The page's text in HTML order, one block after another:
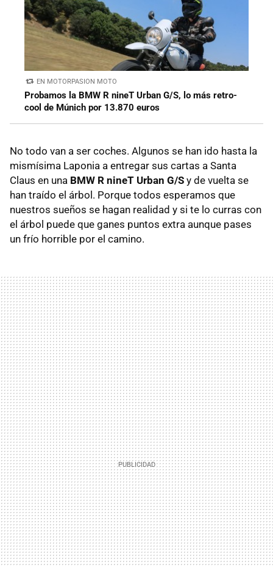
EN MOTORPASION MOTO
Probamos la BMW R nineT Urban G/S, lo más retro-
cool de Múnich por 13.870 euros
No todo van a ser coches. Algunos se han ido hasta la
mismísima Laponia a entregar sus cartas a Santa
Claus en una BMW R nineT Urban G/S y de vuelta se
han traído el árbol. Porque todos esperamos que
nuestros sueños se hagan realidad y si te lo curras con
el árbol puede que ganes puntos extra aunque pases
un frío horrible por el camino.